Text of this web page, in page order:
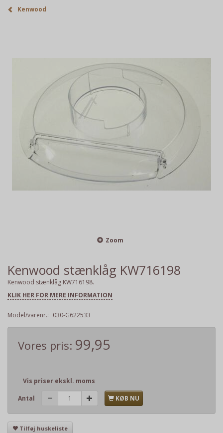
Kenwood
Zoom
Kenwood stænklåg KW716198
Kenwood stænklåg KW716198.
KLIK HER FOR MERE INFORMATION
Model/varenr.: 030-G622533
Vores pris: 99,95
Vis priser ekskl. moms
Antal KØB NU
Tilføj huskeliste